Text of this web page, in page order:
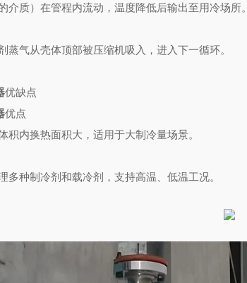
介质）在管程内流动，温度降低后输出至用冷场所。
蒸气从壳体顶部被压缩机吸入，进入下一循环。
优缺点
优点
积内换热面积大，适用于大制冷量场景。
多种制冷剂和载冷剂，支持高温、低温工况。